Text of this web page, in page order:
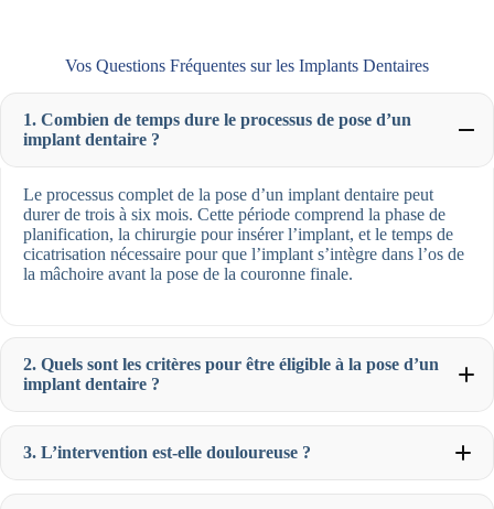
Vos Questions Fréquentes sur les Implants Dentaires
1. Combien de temps dure le processus de pose d’un
implant dentaire ?
Le processus complet de la pose d’un implant dentaire peut
durer de trois à six mois. Cette période comprend la phase de
planification, la chirurgie pour insérer l’implant, et le temps de
cicatrisation nécessaire pour que l’implant s’intègre dans l’os de
la mâchoire avant la pose de la couronne finale.
2. Quels sont les critères pour être éligible à la pose d’un
implant dentaire ?
3. L’intervention est-elle douloureuse ?